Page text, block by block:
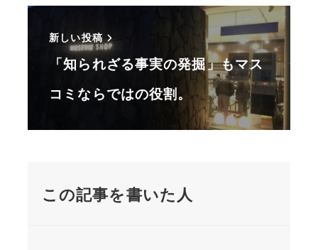
新しい投稿
「知られざる事実の発掘」もマス
コミならではの役割。
この記事を書いた人